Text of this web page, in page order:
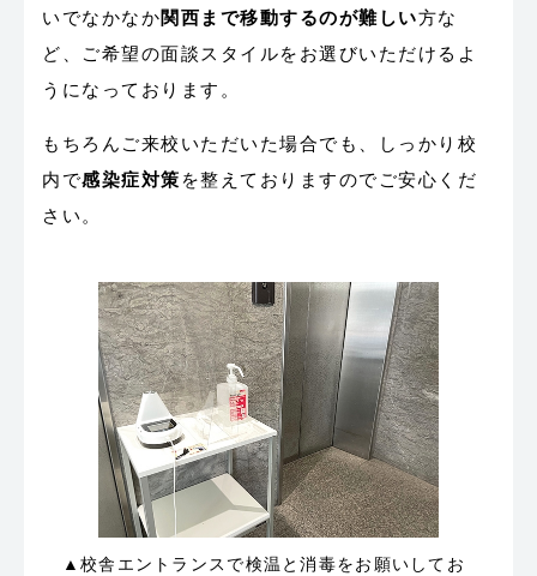
いでなかなか関西まで移動するのが難しい方な
ど、ご希望の面談スタイルをお選びいただけるよ
うになっております。
もちろんご来校いただいた場合でも、しっかり校
内で感染症対策 を整えておりますのでご安心くだ
さい。
▲校舎エントランスで検温と消毒をお願いしてお